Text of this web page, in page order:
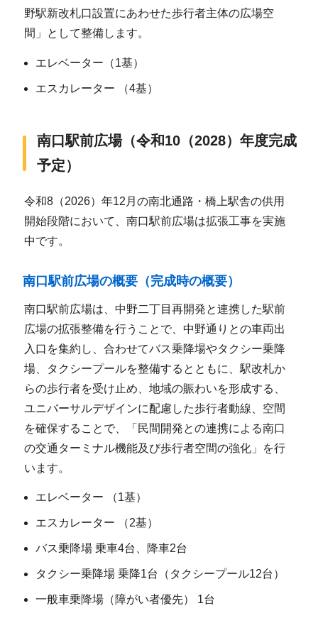
野駅新改札口設置にあわせた歩行者主体の広場空
間」として整備します。
エレベーター（1基）
エスカレーター （4基）
南口駅前広場（令和10（2028）年度完成
予定）
令和8（2026）年12月の南北通路・橋上駅舎の供用
開始段階において、南口駅前広場は拡張工事を実施
中です。
南口駅前広場の概要（完成時の概要）
南口駅前広場は、中野二丁目再開発と連携した駅前
広場の拡張整備を行うことで、中野通りとの車両出
入口を集約し、合わせてバス乗降場やタクシー乗降
場、タクシープールを整備するとともに、駅改札か
らの歩行者を受け止め、地域の賑わいを形成する、
ユニバーサルデザインに配慮した歩行者動線、空間
を確保することで、「民間開発との連携による南口
の交通ターミナル機能及び歩行者空間の強化」を行
います。
エレベーター （1基）
エスカレーター （2基）
バス乗降場 乗車4台、降車2台
タクシー乗降場 乗降1台（タクシープール12台）
一般車乗降場（障がい者優先） 1台